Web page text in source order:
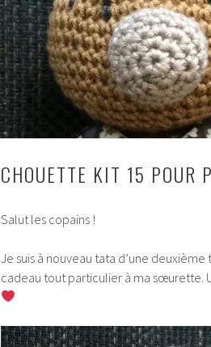
CHOUETTE KIT 15 POUR
Salut les copains !
Je suis à nouveau tata d’une
cadeau tout particulier à ma sœurette.